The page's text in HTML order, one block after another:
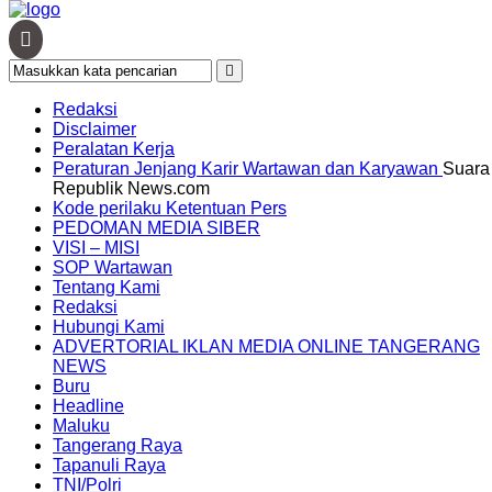
Redaksi
Disclaimer
Peralatan Kerja
Peraturan Jenjang Karir Wartawan dan Karyawan Suara
Republik News.com
Kode perilaku Ketentuan Pers
PEDOMAN MEDIA SIBER
VISI – MISI
SOP Wartawan
Tentang Kami
Redaksi
Hubungi Kami
ADVERTORIAL IKLAN MEDIA ONLINE TANGERANG
NEWS
Buru
Headline
Maluku
Tangerang Raya
Tapanuli Raya
TNI/Polri
Home /
Senin, 15 April 2024 - 11:24 WIB
Pj Bupati Apriyadi Umumkan
Pemenang Pawai Takbiran
Berikan Hadiah Menarik untuk
Para Pemenang Pawai Takbiran
SEKAYU, Suararepubliknews.com – Perlombaan pawai
takbiran yang di gelar oleh pemerintah Kabupaten Musi
Banyuasin berjalan dengan sukses untuk memeriahkan
penyambutan
Hari Raya Idul Fitri 1445 H / 2024 M di malam takbiran.